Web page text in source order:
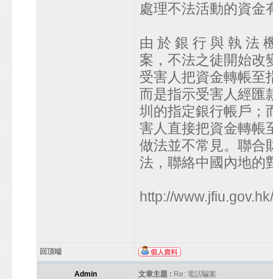
處理不法活動的資金
由 於 銀 行 與 執 法
案，不法之徒開始改
受害人把資金轉帳至
而是指示受害人經匯
圳的指定銀行帳戶；
害人直接把資金轉帳
做法並不常見。聯合
法，聯絡中國內地的
http://
回頂端
Admin 文章主題 : Re: 電話騙案